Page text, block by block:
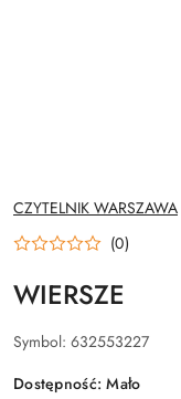
NAZWA
PRODUCENTA:
CZYTELNIK WARSZAWA
(0)
WIERSZE
Symbol: 632553227
Dostępność:Mało